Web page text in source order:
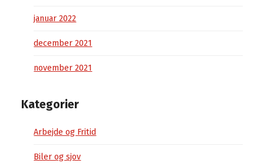
januar 2022
december 2021
november 2021
Kategorier
Arbejde og Fritid
Biler og sjov